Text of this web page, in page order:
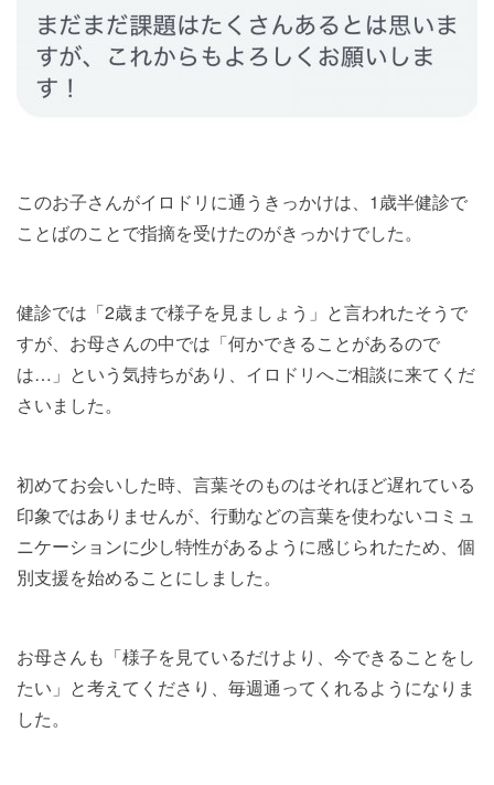
このお子さんがイロドリに通うきっかけは、1歳半健診で
ことばのことで指摘を受けたのがきっかけでした。
健診では「2歳まで様子を見ましょう」と言われたそうで
すが、お母さんの中では「何かできることがあるので
は…」という気持ちがあり、イロドリへご相談に来てくだ
さいました。
初めてお会いした時、言葉そのものはそれほど遅れている
印象ではありませんが、行動などの言葉を使わないコミュ
ニケーションに少し特性があるように感じられたため、個
別支援を始めることにしました。
お母さんも「様子を見ているだけより、今できることをし
たい」と考えてくださり、毎週通ってくれるようになりま
した。